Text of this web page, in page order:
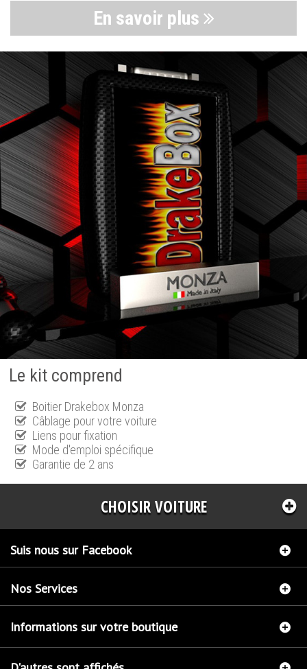
En savoir plus
Le kit comprend
Boitier Drakebox Monza
Câblage pour votre voiture
Liens pour fixation
Mode d'emploi spécifique
Garantie de 2 ans
CHOISIR VOITURE
Suis nous sur Facebook
Nos Services
Informations sur votre boutique